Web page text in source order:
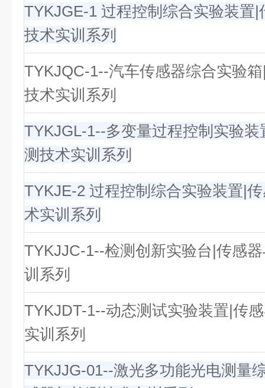
TYKJGE-1 过程控制综合实验装置|
技术实训系列
TYKJQC-1--汽车传感器综合实验
技术实训系列
TYKJGL-1--多变量过程控制实验
测技术实训系列
TYKJE-2 过程控制综合实验装置|
术实训系列
TYKJJC-1--检测创新实验台|传感
训系列
TYKJDT-1--动态测试实验装置|传
实训系列
TYKJJG-01--激光多功能光电测量